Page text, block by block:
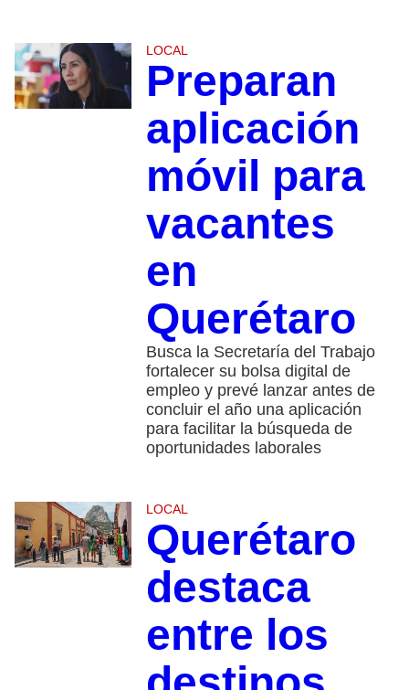
LOCAL
Preparan
aplicación
móvil para
vacantes
en
Querétaro
Busca la Secretaría del Trabajo
fortalecer su bolsa digital de
empleo y prevé lanzar antes de
concluir el año una aplicación
para facilitar la búsqueda de
oportunidades laborales
LOCAL
Querétaro
destaca
entre los